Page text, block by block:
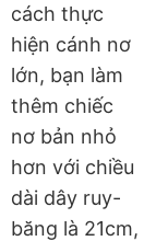
cách thực
hiện cánh nơ
lớn, bạn làm
thêm chiếc
nơ bản nhỏ
hơn với chiều
dài dây ruy-
băng là 21cm,